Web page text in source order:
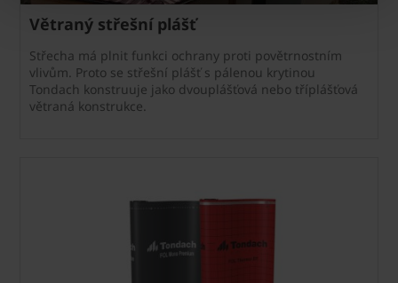
Větraný střešní plášť
Střecha má plnit funkci ochrany proti povětrnostním
vlivům. Proto se střešní plášť s pálenou krytinou
Tondach konstruuje jako dvouplášťová nebo tříplášťová
větraná konstrukce.